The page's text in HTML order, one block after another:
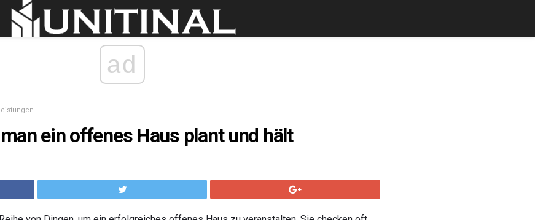
ad
ein offenes Haus plant und hält